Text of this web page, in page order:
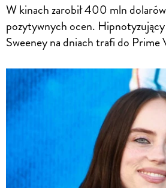
W kinach zarobił 400 mln
pozytywnych ocen.
Sweeney na dniach trafi do Prime